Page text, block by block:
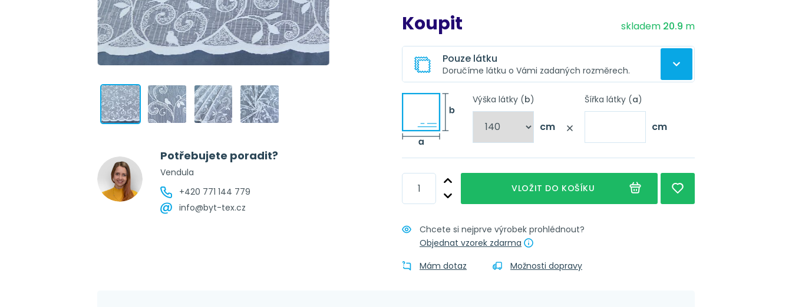
Potřebujete poradit?
Vendula
+420 771 144 779
info@byt-tex.cz
Koupit skladem 20.9 m
Pouze látku
Doručíme látku o Vámi zadaných rozměrech.
Z této látky pro Vás ušijeme záclonu podle
zadaných parametrů.
Vyberte úpravu záclony
Obšití Nápověda
Obšití + řasící stuha Nápověda
Obšití + narážecí kroužky 4 cm Nápověda
Obšití + tunýlek 7 cm Nápověda
Obšití + poutka 4x8 cm
Výška látky (b)
cm
Šířka látky (a)
cm
VLOŽIT DO KOŠÍKU
Chcete si nejprve výrobek prohlédnout?
Objednat vzorek zdarma
Mám dotaz
Možnosti dopravy